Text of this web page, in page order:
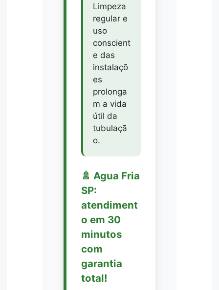
Limpeza
regular e
uso
conscient
e das
instalaçõ
es
prolonga
m a vida
útil da
tubulaçã
o.
🚿 Agua Fria
SP:
atendiment
o em 30
minutos
com
garantia
total!